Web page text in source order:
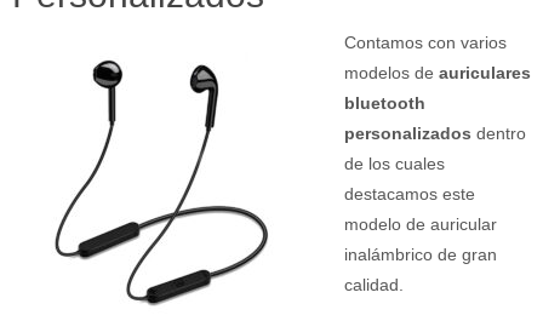
Contamos con varios
modelos de auriculares
bluetooth
personalizados dentro
de los cuales
destacamos este
modelo de auricular
inalámbrico de gran
calidad.